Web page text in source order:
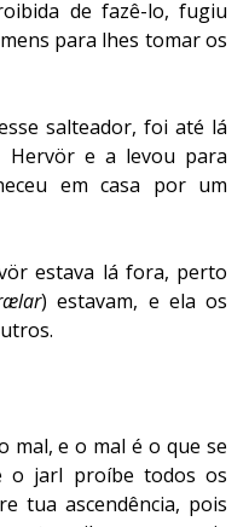
de fazê-lo, fugiu
para lhes tomar os
salteador, foi até lá
Hervör e a levou para
em casa por um
estava lá fora, perto
) estavam, e ela os
mal, e o mal é o que se
o jarl proíbe todos os
tua ascendência, pois